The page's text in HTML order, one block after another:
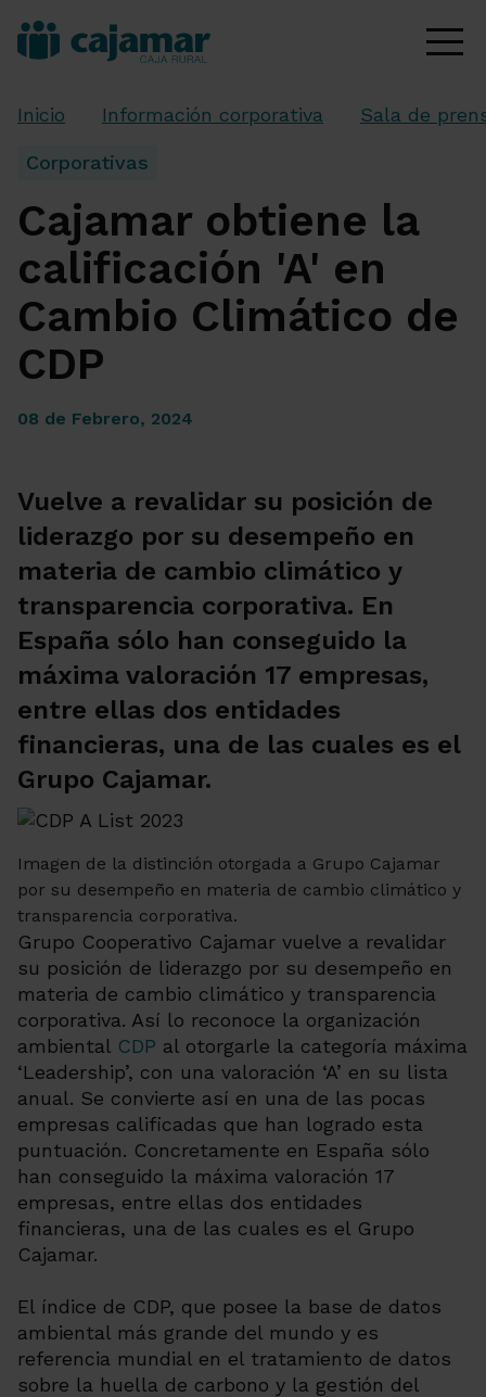
Inicio Información corporativa Sala de
Corporativas
Cajamar obtiene la
calificación 'A' en
Cambio Climático de
CDP
08 de Febrero, 2024
Vuelve a revalidar su posición de
liderazgo por su desempeño en
materia de cambio climático y
transparencia corporativa. En
España sólo han conseguido la
máxima valoración 17 empresas,
entre ellas dos entidades
financieras, una de las cuales es el
Grupo Cajamar.
Imagen de la distinción otorgada a Grupo Cajamar
por su desempeño en materia de cambio climático y
transparencia corporativa.
Grupo Cooperativo Cajamar vuelve a revalidar
su posición de liderazgo por su desempeño en
materia de cambio climático y transparencia
corporativa. Así lo reconoce la organización
ambiental CDP al otorgarle la categoría máxima
‘Leadership’, con una valoración ‘A’ en su lista
anual. Se convierte así en una de las pocas
empresas calificadas que han logrado esta
puntuación. Concretamente en España sólo
han conseguido la máxima valoración 17
empresas, entre ellas dos entidades
financieras, una de las cuales es el Grupo
Cajamar.
El índice de CDP, que posee la base de datos
ambiental más grande del mundo y es
referencia mundial en el tratamiento de datos
sobre la huella de carbono y la gestión del